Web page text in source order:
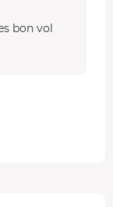
bon vol